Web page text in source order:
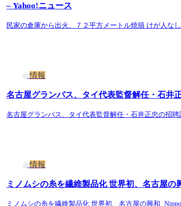
– Yahoo!ニュース
民家の倉庫から出火、７２平方メートル焼損 けが人な
情報
名古屋グランパス、タイ代表監督解任・石井
名古屋グランパス、タイ代表監督解任・石井正忠の招
情報
ミノムシの糸を繊維製品化 世界初、名古屋の
ミノムシの糸を繊維製品化 世界初、名古屋の興和